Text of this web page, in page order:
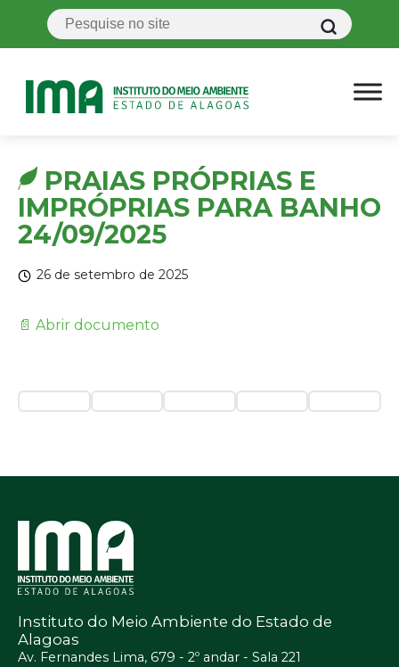
PRAIAS PRÓPRIAS E
IMPRÓPRIAS PARA BANHO
24/09/2025
26 de setembro de 2025
📄 Abrir documento
Instituto do Meio Ambiente do Estado de
Alagoas
Av. Fernandes Lima, 679 - 2º andar - Sala 221